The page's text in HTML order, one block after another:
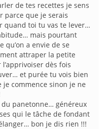
de tes recettes je sens
parce que je serais
quand toi tu vas te lever…
mais pourtant
qu’on a envie de se
attraper la petite
dès fois
et purée tu vois bien
je commence sinon je ne
panetonne… généreux
qui le tâche de fondant
bon je dis rien !!!